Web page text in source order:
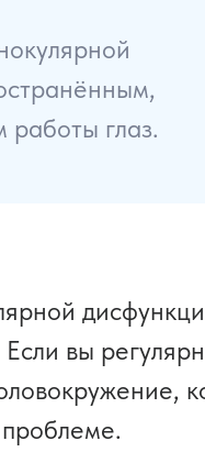
глаз.
вы